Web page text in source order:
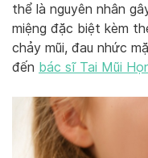
thể là nguyên nhân
miệng đặc biệt kèm
chảy mũi, đau nhức
đến bác sĩ Tai Mũi